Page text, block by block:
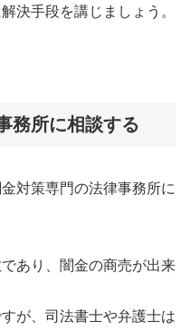
決手段を講じましょう。
務所に相談する
対策専門の法律事務所に
あり、闇金の商売が出来
が、司法書士や弁護士は